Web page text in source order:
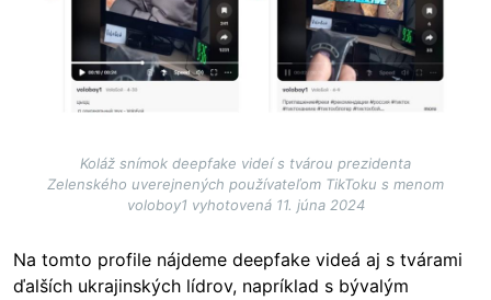
Koláž snímok deepfake videí s tvárou prezidenta
Zelenského uverejnených používateľom TikToku s menom
voloboy1 vyhotovená 11. júna 2024
Na tomto profile nájdeme deepfake videá aj s tvárami
ďalších ukrajinských lídrov, napríklad s bývalým